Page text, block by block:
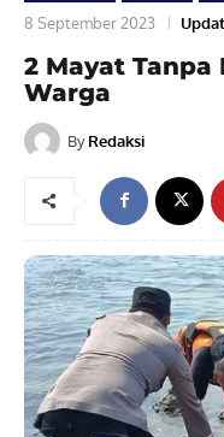
8 September 2023
2 Mayat
Warga
By Redaksi